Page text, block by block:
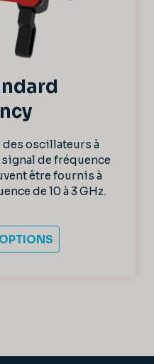
oscillateurs à
de fréquence
être fournis à
de 10 à 3 GHz.